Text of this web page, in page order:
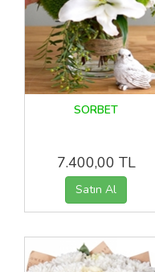
SORBET
7.400,00 TL